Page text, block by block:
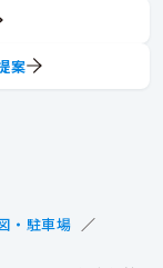
・駐車場 ／
案